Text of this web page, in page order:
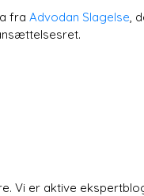
fra Advodan Slagelse,
er aktive